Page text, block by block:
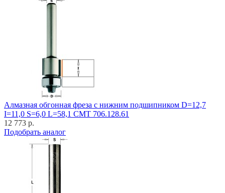
Алмазная обгонная фреза с нижним подшипником D=12,7
I=11,0 S=6,0 L=58,1 CMT 706.128.61
12 773 р.
Подобрать аналог